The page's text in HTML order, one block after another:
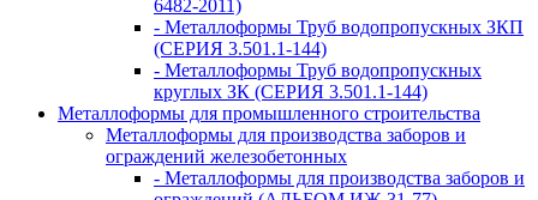
6482-2011)
- Металлоформы Труб водопропускных ЗКП
(СЕРИЯ 3.501.1-144)
- Металлоформы Труб водопропускных
круглых ЗК (СЕРИЯ 3.501.1-144)
Металлоформы для промышленного строительства
Металлоформы для производства заборов и
ограждений железобетонных
- Металлоформы для производства заборов и